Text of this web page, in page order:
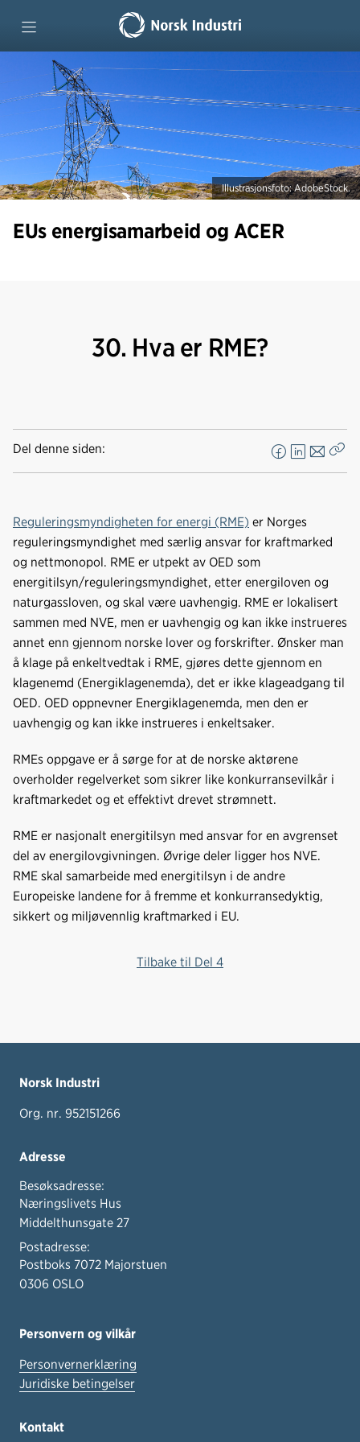
Illustrasjonsfoto: AdobeStock.
EUs energisamarbeid og ACER
Forside
Spørsmål og svar
ACER på 1-2-3
Rapport: ACER i perspektiv
30. Hva er RME?
Del denne siden:
F
a
e
b
k
L
i
k
e
n
E
-
s
Reguleringsmyndigheten for energi (RME) er Norges
reguleringsmyndighet med særlig ansvar for kraftmarked
og nettmonopol. RME er utpekt av OED som
energitilsyn/reguleringsmyndighet, etter energiloven og
naturgassloven, og skal være uavhengig. RME er lokalisert
sammen med NVE, men er uavhengig og kan ikke instrueres
annet enn gjennom norske lover og forskrifter. Ønsker man
å klage på enkeltvedtak i RME, gjøres dette gjennom en
klagenemd (Energiklagenemda), det er ikke klageadgang til
OED. OED oppnevner Energiklagenemda, men den er
uavhengig og kan ikke instrueres i enkeltsaker.
RMEs oppgave er å sørge for at de norske aktørene
overholder regelverket som sikrer like konkurransevilkår i
kraftmarkedet og et effektivt drevet strømnett.
RME er nasjonalt energitilsyn med ansvar for en avgrenset
del av energilovgivningen. Øvrige deler ligger hos NVE.
RME skal samarbeide med energitilsyn i de andre
Europeiske landene for å fremme et konkurransedyktig,
sikkert og miljøvennlig kraftmarked i EU.
Tilbake til Del 4
Norsk Industri
Org. nr. 952151266
Adresse
Besøksadresse:
Næringslivets Hus
Middelthunsgate 27
Postadresse:
Postboks 7072 Majorstuen
0306 OSLO
Personvern og vilkår
Personvernerklæring
Juridiske betingelser
Kontakt